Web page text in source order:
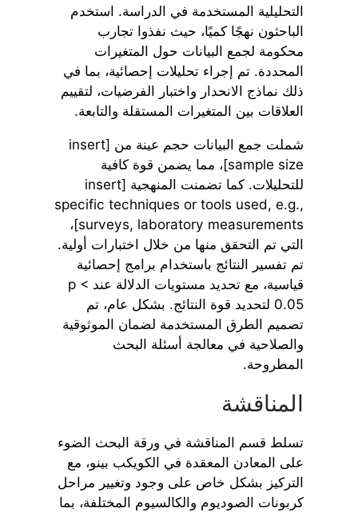
التحليلية المستخدمة في الدراسة. استخدم
الباحثون نهجًا كميًا، حيث نفذوا تجارب
محكومة لجمع البيانات حول المتغيرات
المحددة. تم إجراء تحليلات إحصائية، بما في
ذلك نماذج الانحدار واختبار الفرضيات، لتقييم
العلاقات بين المتغيرات المستقلة والتابعة.
شملت جمع البيانات حجم عينة من [insert
sample size]، مما يضمن قوة كافية
للتحليلات. كما تضمنت المنهجية [insert
specific techniques or tools used, e.g.,
surveys, laboratory measurements]،
التي تم التحقق منها من خلال اختبارات أولية.
تم تفسير النتائج باستخدام برامج إحصائية
قياسية، مع تحديد مستويات الدلالة عند p <
0.05 لتحديد قوة النتائج. بشكل عام، تم
تصميم الطرق المستخدمة لضمان الموثوقية
والصلاحية في معالجة أسئلة البحث
المطروحة.
المناقشة
تسلط قسم المناقشة في ورقة البحث الضوء
على المعادن المعقدة في الكويكب بينو، مع
التركيز بشكل خاص على وجود وتغيير مراحل
كربونات الصوديوم والكالسيوم المختلفة، بما